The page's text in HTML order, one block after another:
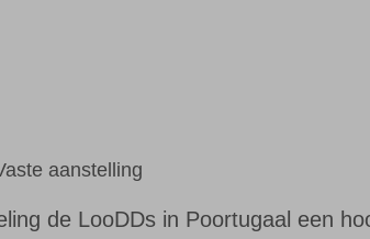
aanstelling
de LooDDs in Poortugaal een